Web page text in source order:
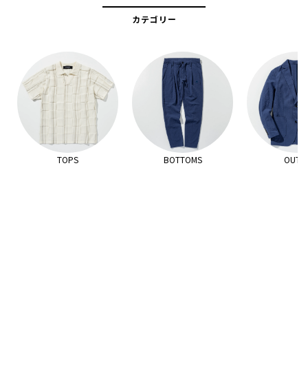
カテゴリー
TOPS BOTTOMS